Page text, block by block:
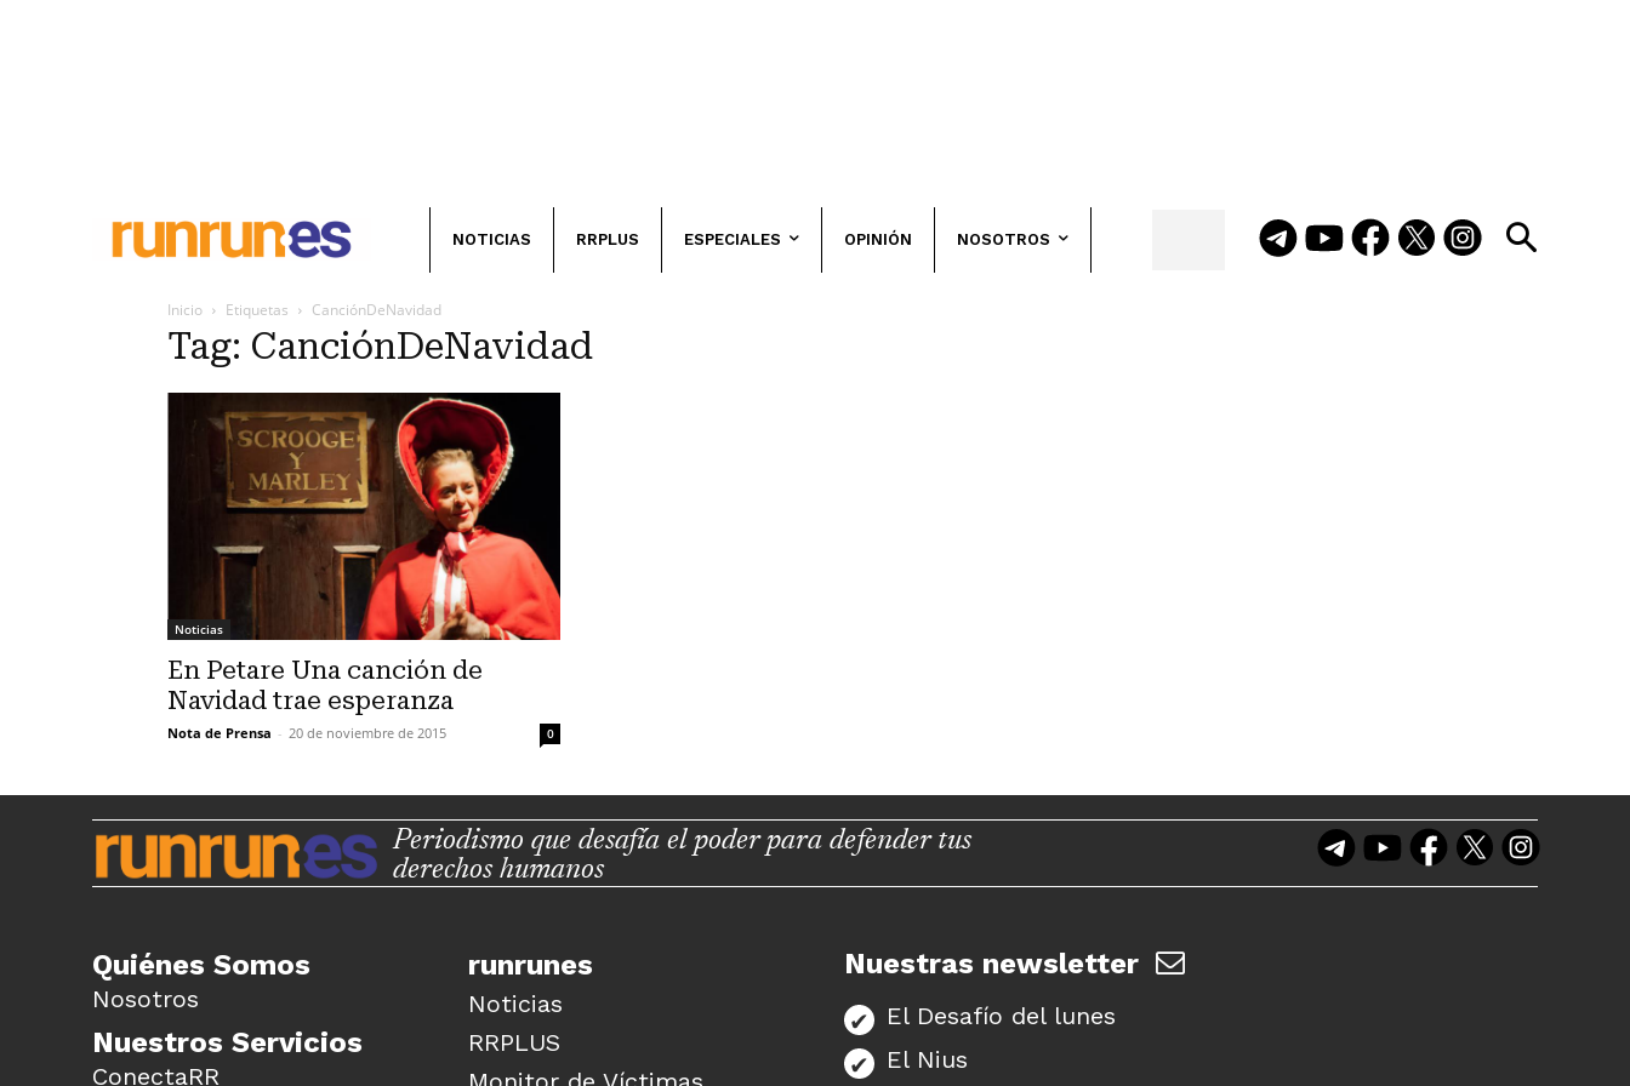
NOTICIAS RRPLUS ESPECIALES OPINIÓN NOSOTROS
Inicio Etiquetas CanciónDeNavidad
Tag: CanciónDeNavidad
Noticias
En Petare Una canción de
Navidad trae esperanza
Nota de Prensa - 20 de noviembre de 2015 0
Periodismo que desafía el poder para defender tus
derechos humanos
Quiénes Somos
Nosotros
Nuestros Servicios
ConectaRR
runrunes
Noticias
RRPLUS
Nuestras newsletter
El Desafío del lunes
El Nius